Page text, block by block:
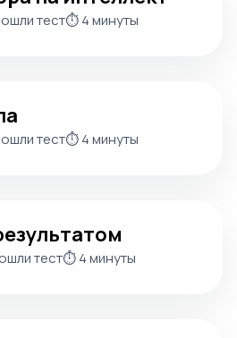
тест⏱️ 4 минуты
тест⏱️ 4 минуты
тест⏱️ 4 минуты